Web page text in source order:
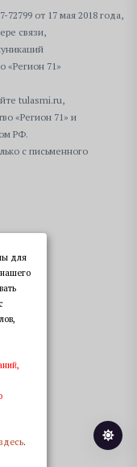
от 17 мая 2018 года,
связи,
«Регион 71»
tulasmi.ru,
«Регион 71» и
РФ.
с письменного
для
.